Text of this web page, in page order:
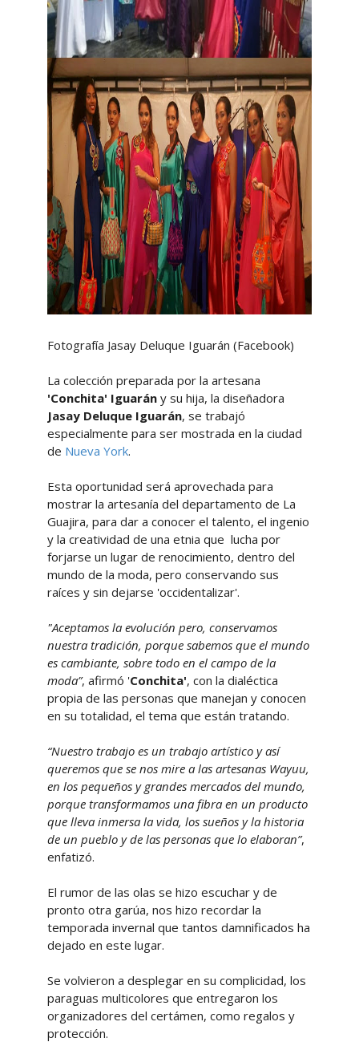
Fotografía Jasay Deluque Iguarán (Facebook)
La colección preparada por la artesana
'Conchita' Iguarány su hija, la diseñadora
Jasay Deluque Iguarán, se trabajó
especialmente para ser mostrada en la ciudad
de Nueva York.
Esta oportunidad será aprovechada para
mostrar la artesanía del departamento de La
Guajira, para dar a conocer el talento, el ingenio
y la creatividad de una etnia que lucha por
forjarse un lugar de renocimiento, dentro del
mundo de la moda, pero conservando sus
raíces y sin dejarse 'occidentalizar'.
"Aceptamos la evolución pero, conservamos
nuestra tradición, porque sabemos que el mundo
es cambiante, sobre todo en el campo de la
moda”, afirmó 'Conchita', con la dialéctica
propia de las personas que manejan y conocen
en su totalidad, el tema que están tratando.
“Nuestro trabajo es un trabajo artístico y así
queremos que se nos mire a las artesanas Wayuu,
en los pequeños y grandes mercados del mundo,
porque transformamos una fibra en un producto
que lleva inmersa la vida, los sueños y la historia
de un pueblo y de las personas que lo elaboran”,
enfatizó.
El rumor de las olas se hizo escuchar y de
pronto otra garúa, nos hizo recordar la
temporada invernal que tantos damnificados ha
dejado en este lugar.
Se volvieron a desplegar en su complicidad, los
paraguas multicolores que entregaron los
organizadores del certámen, como regalos y
protección.